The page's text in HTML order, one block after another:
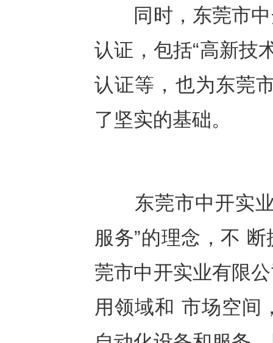
同时，东莞市中
认证，包括“高新技
认证等，也为东莞
了坚实的基础。
东莞市中开实业
服务”的理念，不
莞市中开实业有限
用领域和 市场空间